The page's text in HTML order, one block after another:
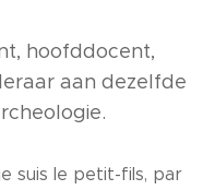
hoofddocent,
aan dezelfde
suis le petit-fils, par